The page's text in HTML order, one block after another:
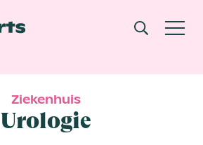
Ziekenhuis
Urologie